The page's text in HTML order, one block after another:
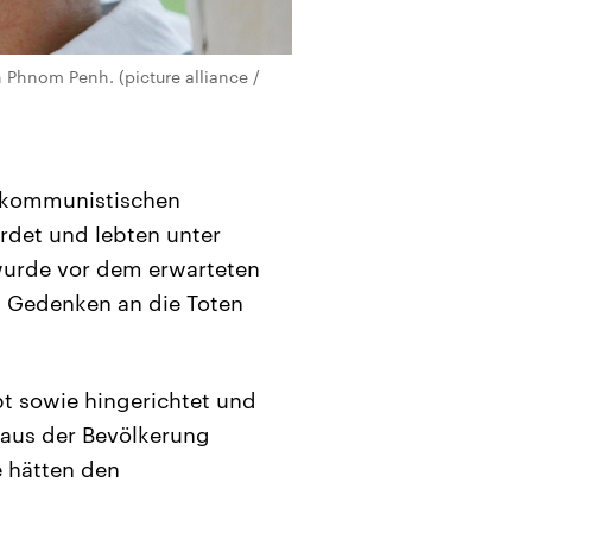
Phnom Penh. (picture alliance /
und lebten unter
vor dem erwarteten
an die Toten
sowie hingerichtet und
der Bevölkerung
hätten den